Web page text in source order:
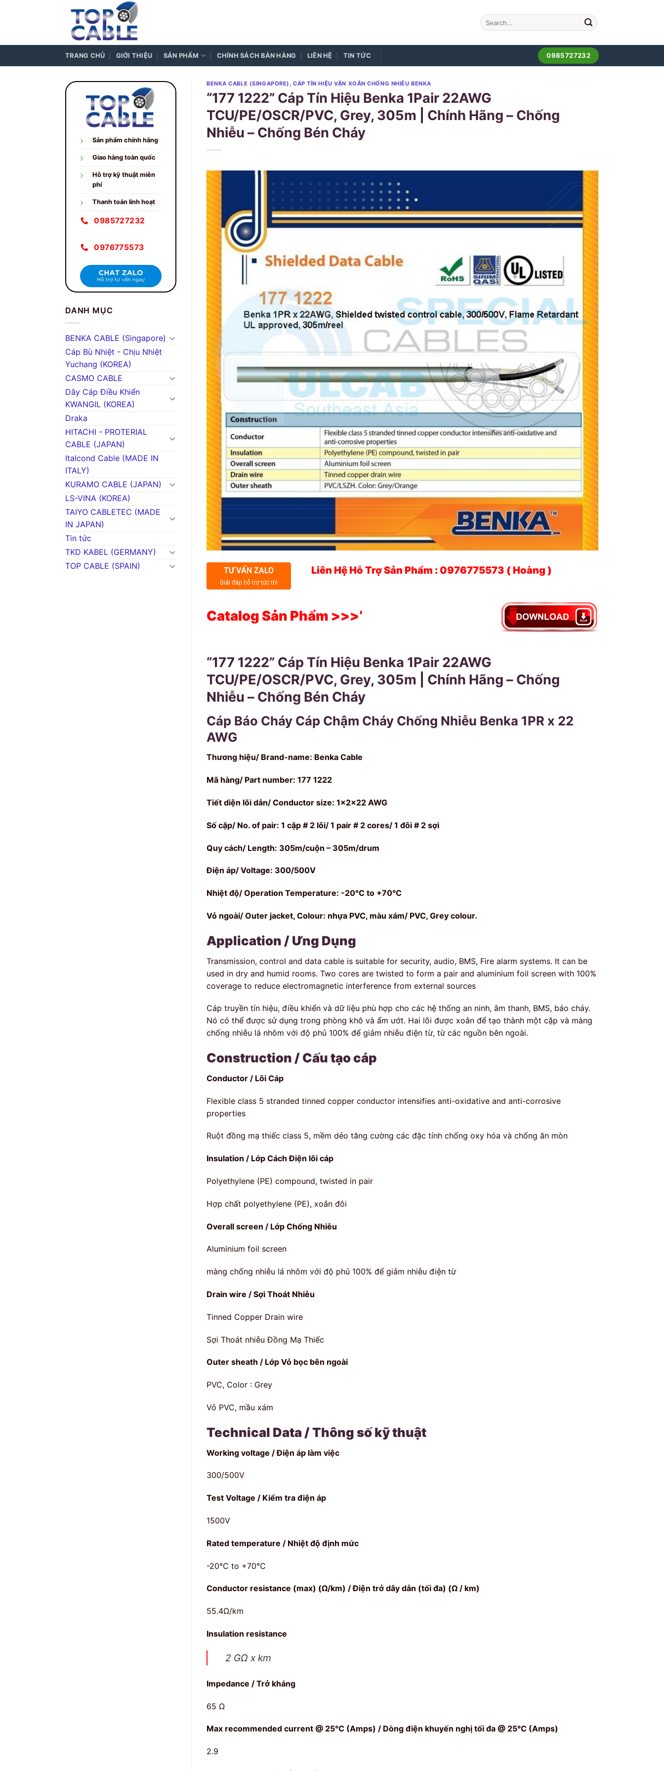
TRANG CHỦ GIỚI THIỆU SẢN PHẨM CHÍNH SÁCH BÁN HÀNG LIÊN HỆ TIN TỨC 0985727232
Sản phẩm chính hãng
Giao hàng toàn quốc
Hỗ trợ kỹ thuật miễn
phí
Thanh toán linh hoạt
0985727232
0976775573
DANH MỤC
BENKA CABLE (Singapore)
Cáp Bù Nhiệt - Chịu Nhiệt
Yuchang (KOREA)
CASMO CABLE
Dây Cáp Điều Khiển
KWANGIL (KOREA)
Draka
HITACHI - PROTERIAL
CABLE (JAPAN)
Italcond Cable (MADE IN
ITALY)
KURAMO CABLE (JAPAN)
LS-VINA (KOREA)
TAIYO CABLETEC (MADE
IN JAPAN)
Tin tức
TKD KABEL (GERMANY)
TOP CABLE (SPAIN)
BENKA CABLE (SINGAPORE) ,CÁP TÍN HIỆU VẶN XOẮN CHỐNG NHIỄU BENKA
“177 1222” Cáp Tín Hiệu Benka 1Pair 22AWG
TCU/PE/OSCR/PVC, Grey, 305m | Chính Hãng – Chống
Nhiễu – Chống Bén Cháy
Liên Hệ Hỗ Trợ Sản Phẩm : 0976775573 ( Hoàng )
Catalog Sản Phẩm >>>’
“177 1222” Cáp Tín Hiệu Benka 1Pair 22AWG
TCU/PE/OSCR/PVC, Grey, 305m | Chính Hãng – Chống
Nhiễu – Chống Bén Cháy
Cáp Báo Cháy Cáp Chậm Cháy Chống Nhiễu Benka 1PR x 22
AWG
Thương hiệu/ Brand-name: Benka Cable
Mã hàng/ Part number: 177 1222
Tiết diện lõi dẫn/ Conductor size: 1x2x22 AWG
Số cặp/ No. of pair: 1 cặp # 2 lõi/ 1 pair # 2 cores/ 1 đôi # 2 sợi
Quy cách/ Length: 305m/cuộn – 305m/drum
Điện áp/ Voltage: 300/500V
Nhiệt độ/ Operation Temperature: -20°C to +70°C
Vỏ ngoài/ Outer jacket, Colour: nhựa PVC, màu xám/ PVC, Grey colour.
Application / Ưng Dụng
Transmission, control and data cable is suitable for security, audio, BMS, Fire alarm systems. It can be
used in dry and humid rooms. Two cores are twisted to form a pair and aluminium foil screen with 100%
coverage to reduce electromagnetic interference from external sources
Cáp truyền tín hiệu, điều khiển và dữ liệu phù hợp cho các hệ thống an ninh, âm thanh, BMS, báo cháy.
Nó có thể được sử dụng trong phòng khô và ẩm ướt. Hai lõi được xoắn để tạo thành một cặp và màng
chống nhiễu lá nhôm với độ phủ 100% để giảm nhiễu điện từ, từ các nguồn bên ngoài.
Construction / Cấu tạo cáp
Conductor / Lõi Cáp
Flexible class 5 stranded tinned copper conductor intensifies anti-oxidative and anti-corrosive
properties
Ruột đồng mạ thiếc class 5, mềm dẻo tăng cường các đặc tính chống oxy hóa và chống ăn mòn
Insulation / Lớp Cách Điện lõi cáp
Polyethylene (PE) compound, twisted in pair
Hợp chất polyethylene (PE), xoắn đôi
Overall screen / Lớp Chống Nhiễu
Aluminium foil screen
màng chống nhiễu lá nhôm với độ phủ 100% để giảm nhiễu điện từ
Drain wire / Sợi Thoát Nhiễu
Tinned Copper Drain wire
Sợi Thoát nhiễu Đồng Mạ Thiếc
Outer sheath / Lớp Vỏ bọc bên ngoài
PVC, Color : Grey
Vỏ PVC, mầu xám
Technical Data / Thông số kỹ thuật
Working voltage / Điện áp làm việc
300/500V
Test Voltage / Kiểm tra điện áp
1500V
Rated temperature / Nhiệt độ định mức
-20°C to +70°C
Conductor resistance (max) (Ω/km) / Điện trở dây dẫn (tối đa) (Ω / km)
55.4Ω/km
Insulation resistance
2 GΩ x km
Impedance / Trở kháng
65 Ω
Max recommended current @ 25°C (Amps) / Dòng điện khuyến nghị tối đa @ 25°C (Amps)
2.9